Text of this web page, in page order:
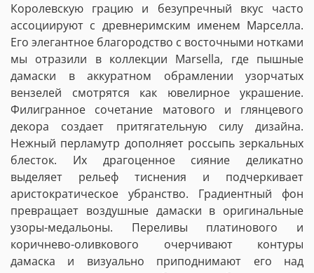
Королевскую грацию и безупречный вкус часто
ассоциируют с древнеримским именем Марселла.
Его элегантное благородство с восточными нотками
мы отразили в коллекции Marsella, где пышные
дамаски в аккуратном обрамлении узорчатых
вензелей смотрятся как ювелирное украшение.
Филигранное сочетание матового и глянцевого
декора создает притягательную силу дизайна.
Нежный перламутр дополняет россыпь зеркальных
блесток. Их драгоценное сияние деликатно
выделяет рельеф тиснения и подчеркивает
аристократическое убранство. Градиентный фон
превращает воздушные дамаски в оригинальные
узоры-медальоны. Переливы платинового и
коричнево-оливкового очерчивают контуры
дамаска и визуально приподнимают его над